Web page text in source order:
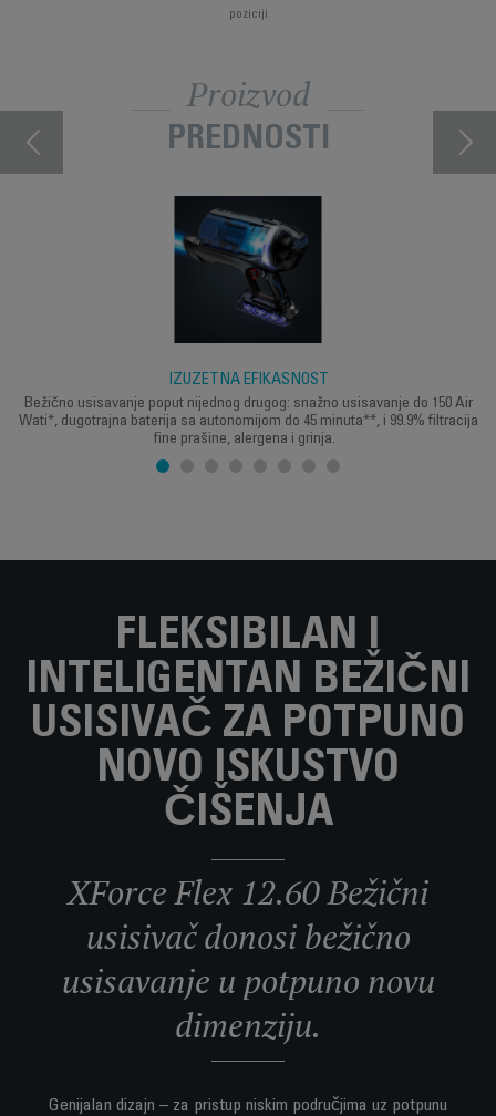
poziciji
Proizvod
PREDNOSTI
IZUZETNA EFIKASNOST
Bežično usisavanje poput nijednog drugog: snažno usisavanje do 150 Air
Wati*, dugotrajna baterija sa autonomijom do 45 minuta**, i 99.9% filtracija
fine prašine, alergena i grinja.
FLEKSIBILAN I
INTELIGENTAN BEŽIČNI
USISIVAČ ZA POTPUNO
NOVO ISKUSTVO
ČIŠENJA
XForce Flex 12.60 Bežični
usisivač donosi bežično
usisavanje u potpuno novu
dimenziju.
Genijalan dizajn – za pristup niskim područjima uz potpunu